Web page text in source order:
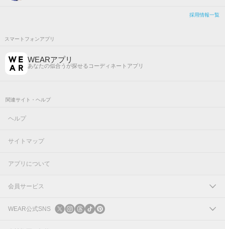
採用情報一覧
スマートフォンアプリ
WEARアプリ
あなたの似合うが探せるコーディネートアプリ
関連サイト・ヘルプ
ヘルプ
サイトマップ
アプリについて
会員サービス
ログイン
WEAR公式SNS